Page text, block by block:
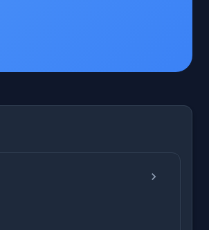
chevron_right